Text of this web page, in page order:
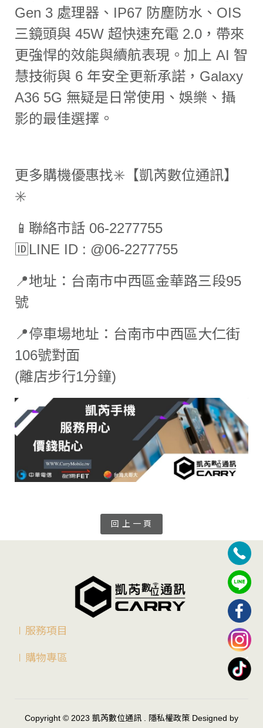
Gen 3 處理器、IP67 防塵防水、OIS
三鏡頭與 45W 超快速充電 2.0，帶來
更強悍的效能與續航表現。加上 AI 智
慧技術與 6 年安全更新承諾，Galaxy
A36 5G 無疑是日常使用、娛樂、攝
影的最佳選擇。
更多購機優惠找✳️【凱芮數位通訊】
✳️
📱聯絡市話 06-2277755
🆔LINE ID : @06-2277755
📍地址：台南市中西區金華路三段95
號
📍停車場地址：台南市中西區大仁街
106號對面
(離店步行1分鐘)
回 上 一 頁
∣服務項目
∣購物專區
Copyright © 2023 凱芮數位通訊 隱私權政策 Designed by